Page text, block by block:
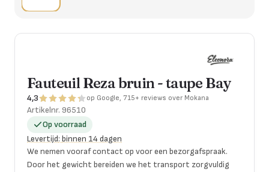
Fauteuil Reza bruin - taupe Bay
4,3 op Google, 715+ reviews over Mokana
Artikelnr. 96510
Op voorraad
Levertijd: binnen 14 dagen
We nemen vooraf contact op voor een bezorgafspraak.
Door het gewicht bereiden we het transport zorgvuldig